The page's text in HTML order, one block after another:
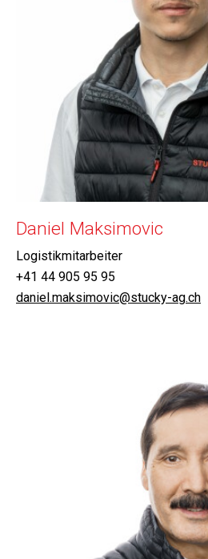
Daniel Maksimovic
Logistikmitarbeiter
+41 44 905 95 95
daniel.maksimovic@stucky-ag.ch